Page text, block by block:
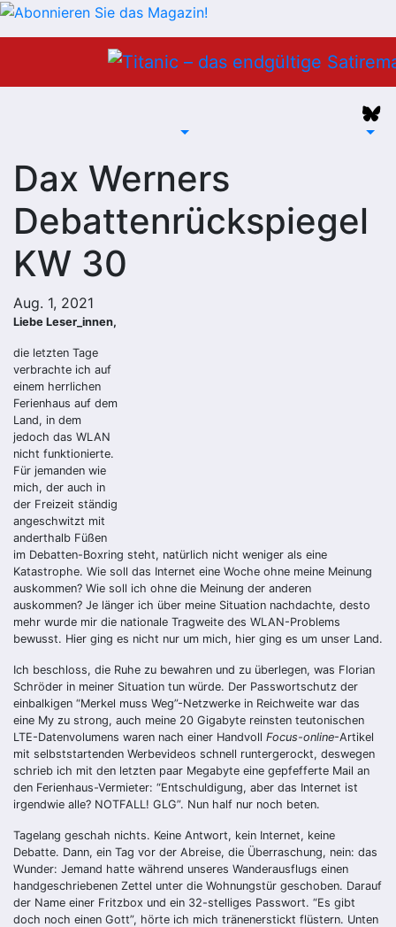
Dax Werners
Debattenrückspiegel
KW 30
Aug. 1, 2021
Liebe Leser_innen,
die letzten Tage
verbrachte ich auf
einem herrlichen
Ferienhaus auf dem
Land, in dem
jedoch das WLAN
nicht funktionierte.
Für jemanden wie
mich, der auch in
der Freizeit ständig
angeschwitzt mit
anderthalb Füßen
im Debatten-Boxring steht, natürlich nicht weniger als eine
Katastrophe. Wie soll das Internet eine Woche ohne meine Meinung
auskommen? Wie soll ich ohne die Meinung der anderen
auskommen? Je länger ich über meine Situation nachdachte, desto
mehr wurde mir die nationale Tragweite des WLAN-Problems
bewusst. Hier ging es nicht nur um mich, hier ging es um unser Land.
Ich beschloss, die Ruhe zu bewahren und zu überlegen, was Florian
Schröder in meiner Situation tun würde. Der Passwortschutz der
einbalkigen “Merkel muss Weg”-Netzwerke in Reichweite war das
eine My zu strong, auch meine 20 Gigabyte reinsten teutonischen
LTE-Datenvolumens waren nach einer Handvoll Focus-online-Artikel
mit selbststartenden Werbevideos schnell runtergerockt, deswegen
schrieb ich mit den letzten paar Megabyte eine gepfefferte Mail an
den Ferienhaus-Vermieter: “Entschuldigung, aber das Internet ist
irgendwie alle? NOTFALL! GLG”. Nun half nur noch beten.
Tagelang geschah nichts. Keine Antwort, kein Internet, keine
Debatte. Dann, ein Tag vor der Abreise, die Überraschung, nein: das
Wunder: Jemand hatte während unseres Wanderausflugs einen
handgeschriebenen Zettel unter die Wohnungstür geschoben. Darauf
der Name einer Fritzbox und ein 32-stelliges Passwort. “Es gibt
doch noch einen Gott”, hörte ich mich tränenerstickt flüstern. Unten